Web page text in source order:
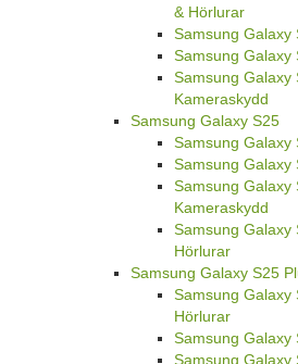
& Hörlurar
Samsung Galaxy
Samsung Galaxy
Samsung Galaxy
Kameraskydd
Samsung Galaxy S25
Samsung Galaxy
Samsung Galaxy
Samsung Galaxy
Kameraskydd
Samsung Galaxy
Hörlurar
Samsung Galaxy S25
Samsung Galaxy
Hörlurar
Samsung Galaxy
Samsung Galaxy